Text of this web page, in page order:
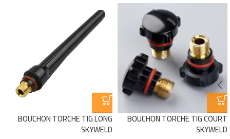
BOUCHON TORCHE TIG COURT
SKYWELD
BOUCHON TORCHE TIG LONG
SKYWELD